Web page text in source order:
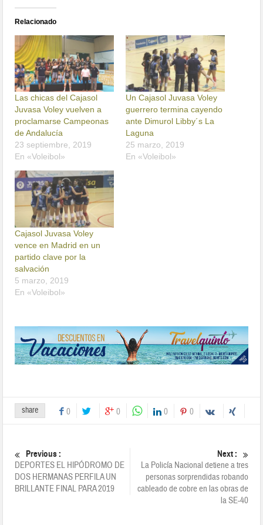
Relacionado
Las chicas del Cajasol
Juvasa Voley vuelven a
proclamarse Campeonas
de Andalucía
23 septiembre, 2019
En «Voleibol»
Un Cajasol Juvasa Voley
guerrero termina cayendo
ante Dimurol Libby´s La
Laguna
25 marzo, 2019
En «Voleibol»
Cajasol Juvasa Voley
vence en Madrid en un
partido clave por la
salvación
5 marzo, 2019
En «Voleibol»
share 0 0 0 0
Previous :
DEPORTES EL HIPÓDROMO DE
DOS HERMANAS PERFILA UN
BRILLANTE FINAL PARA 2019
Next :
La Policía Nacional detiene a tres
personas sorprendidas robando
cableado de cobre en las obras de
la SE-40